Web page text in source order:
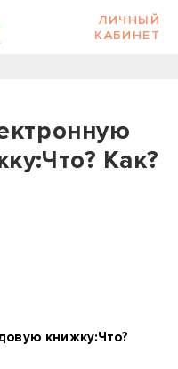
ЛИЧНЫЙ
КАБИНЕТ
Как?
книжку:Что?